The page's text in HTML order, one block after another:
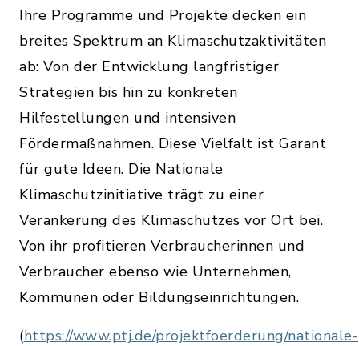
Ihre Programme und Projekte decken ein
breites Spektrum an Klimaschutzaktivitäten
ab: Von der Entwicklung langfristiger
Strategien bis hin zu konkreten
Hilfestellungen und intensiven
Fördermaßnahmen. Diese Vielfalt ist Garant
für gute Ideen. Die Nationale
Klimaschutzinitiative trägt zu einer
Verankerung des Klimaschutzes vor Ort bei.
Von ihr profitieren Verbraucherinnen und
Verbraucher ebenso wie Unternehmen,
Kommunen oder Bildungseinrichtungen.
(https://www.ptj.de/projektfoerderung/nationale-